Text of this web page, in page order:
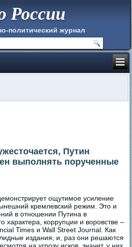
России
политический журнал
Путин
выполнять порученные
ощутимое усиление
кремлевский режим. Это и
в отношении Путина в
характера, коррупции и воровстве –
Times и Wall Street Journal. Как
издания, и, раз они решаются
на угрозу исков, значит, у них